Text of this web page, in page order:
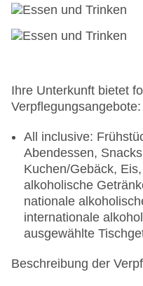
Zahlungsarten: TUI
Haustiere nicht erlaubt
Stellplätze, nicht
Inclusive inklusive
klimatisierte
gegen Gebühr,
gegen Gebühr,
Gebäudeanzahl: 9,
Landeskategorie: 5
Ihre Unterkunft bietet
Verpflegungsangebote:
All inclusive:
Abendessen,
Kuchen/Gebäck,
alkoholische
nationale
internationale
ausgewählte
Beschreibung der